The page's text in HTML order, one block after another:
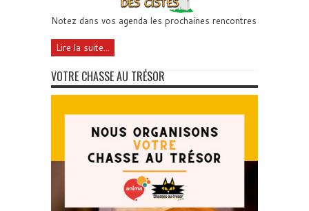
Notez dans vos agenda les prochaines rencontres
Lire la suite...
VOTRE CHASSE AU TRÉSOR